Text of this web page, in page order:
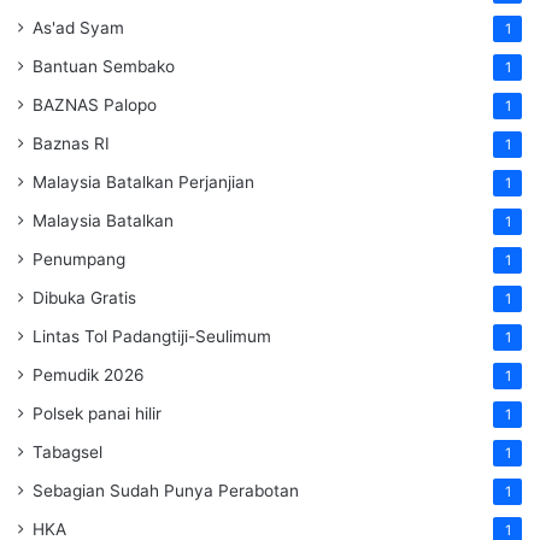
As'ad Syam 1
Bantuan Sembako 1
BAZNAS Palopo 1
Baznas RI 1
Malaysia Batalkan Perjanjian 1
Malaysia Batalkan 1
Penumpang 1
Dibuka Gratis 1
Lintas Tol Padangtiji-Seulimum 1
Pemudik 2026 1
Polsek panai hilir 1
Tabagsel 1
Sebagian Sudah Punya Perabotan 1
HKA 1